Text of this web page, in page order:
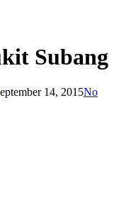
Subang
14, 2015No